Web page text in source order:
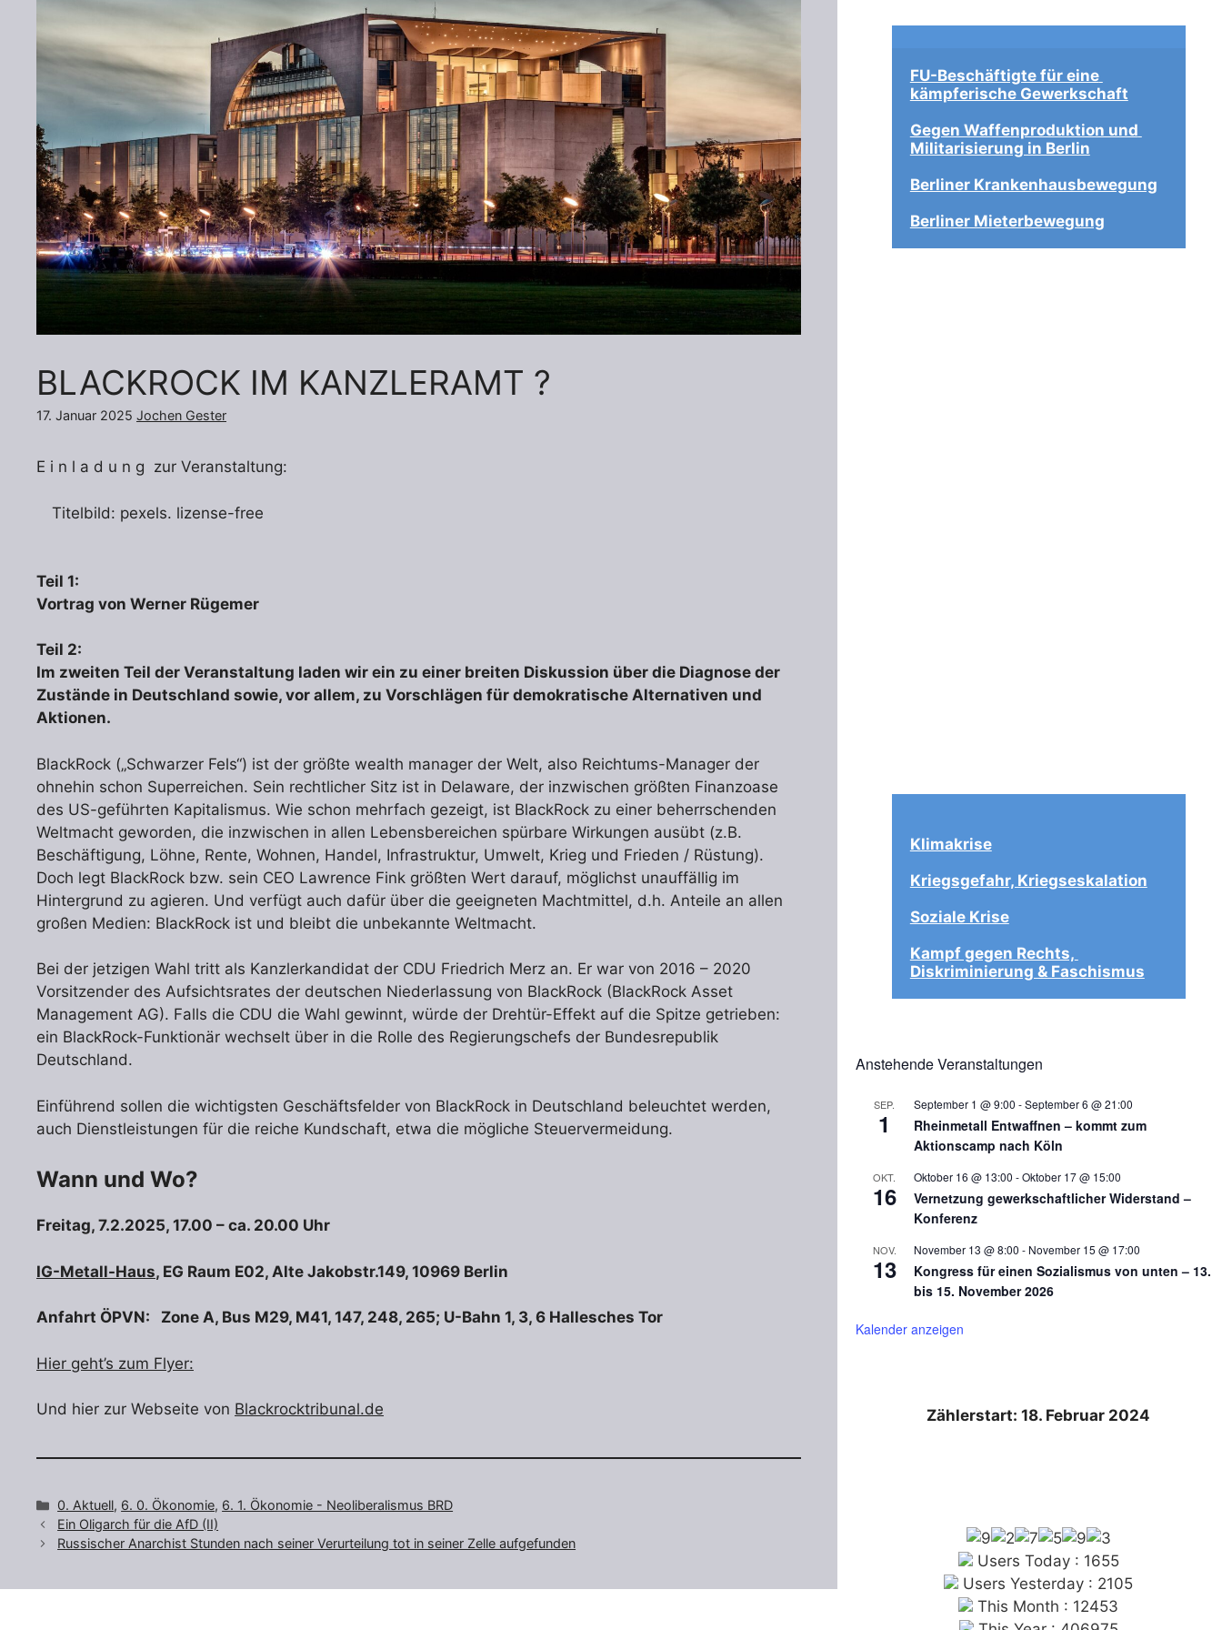
BLACKROCK IM KANZLERAMT ?
17. Januar 2025 Jochen Gester
E i n l a d u n g zur Veranstaltung:
Titelbild: pexels. lizense-free
Teil 1:
Vortrag von Werner Rügemer
Teil 2:
Im zweiten Teil der Veranstaltung laden wir ein zu einer breiten Diskussion über die Diagnose der
Zustände in Deutschland sowie, vor allem, zu Vorschlägen für demokratische Alternativen und
Aktionen.
BlackRock („Schwarzer Fels“) ist der größte wealth manager der Welt, also Reichtums-Manager der
ohnehin schon Superreichen. Sein rechtlicher Sitz ist in Delaware, der inzwischen größten Finanzoase
des US-geführten Kapitalismus. Wie schon mehrfach gezeigt, ist BlackRock zu einer beherrschenden
Weltmacht geworden, die inzwischen in allen Lebensbereichen spürbare Wirkungen ausübt (z.B.
Beschäftigung, Löhne, Rente, Wohnen, Handel, Infrastruktur, Umwelt, Krieg und Frieden / Rüstung).
Doch legt BlackRock bzw. sein CEO Lawrence Fink größten Wert darauf, möglichst unauffällig im
Hintergrund zu agieren. Und verfügt auch dafür über die geeigneten Machtmittel, d.h. Anteile an allen
großen Medien: BlackRock ist und bleibt die unbekannte Weltmacht.
Bei der jetzigen Wahl tritt als Kanzlerkandidat der CDU Friedrich Merz an. Er war von 2016 – 2020
Vorsitzender des Aufsichtsrates der deutschen Niederlassung von BlackRock (BlackRock Asset
Management AG). Falls die CDU die Wahl gewinnt, würde der Drehtür-Effekt auf die Spitze getrieben:
ein BlackRock-Funktionär wechselt über in die Rolle des Regierungschefs der Bundesrepublik
Deutschland.
Einführend sollen die wichtigsten Geschäftsfelder von BlackRock in Deutschland beleuchtet werden,
auch Dienstleistungen für die reiche Kundschaft, etwa die mögliche Steuervermeidung.
Wann und Wo?
Freitag, 7.2.2025, 17.00 – ca. 20.00 Uhr
IG-Metall-Haus, EG Raum E02, Alte Jakobstr.149, 10969 Berlin
Anfahrt ÖPVN: Zone A, Bus M29, M41, 147, 248, 265; U-Bahn 1, 3, 6 Hallesches Tor
Hier geht’s zum Flyer:
Und hier zur Webseite von Blackrocktribunal.de
Kategorien
0. Aktuell, 6. 0. Ökonomie, 6. 1. Ökonomie - Neoliberalismus BRD
Ein Oligarch für die AfD (II)
Russischer Anarchist Stunden nach seiner Verurteilung tot in seiner Zelle aufgefunden
FU-Beschäftigte für eine
kämpferische Gewerkschaft
Gegen Waffenproduktion und
Militarisierung in Berlin
Berliner Krankenhausbewegung
Berliner Mieterbewegung
Klimakrise
Kriegsgefahr, Kriegseskalation
Soziale Krise
Kampf gegen Rechts,
Diskriminierung & Faschismus
Anstehende Veranstaltungen
SEP.
1
September 1 @ 9:00 -September 6 @ 21:00
Rheinmetall Entwaffnen – kommt zum
Aktionscamp nach Köln
OKT.
16
Oktober 16 @ 13:00 -Oktober 17 @ 15:00
Vernetzung gewerkschaftlicher Widerstand –
Konferenz
NOV.
13
November 13 @ 8:00 - November 15 @ 17:00
Kongress für einen Sozialismus von unten – 13.
bis 15. November 2026
Kalender anzeigen
Zählerstart: 18. Februar 2024
Users Today : 1655
Users Yesterday : 2105
This Month : 12453